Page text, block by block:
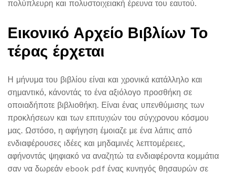
πολύπλευρη και πολυστοιχειακή έρευνα του εαυτού.
Εικονικό Αρχείο Βιβλίων Το
τέρας έρχεται
Η μήνυμα του βιβλίου είναι και χρονικά κατάλληλο και
σημαντικό, κάνοντάς το ένα αξιόλογο προσθήκη σε
οποιαδήποτε βιβλιοθήκη. Είναι ένας υπενθύμισης των
προκλήσεων και των επιτυχιών του σύγχρονου κόσμου
μας. Ωστόσο, η αφήγηση έμοιαζε με ένα λάπις από
ενδιαφέρουσες ιδέες και μηδαμινές λεπτομέρειες,
αφήνοντάς ψηφιακό να αναζητώ τα ενδιαφέροντα κομμάτια
σαν να δωρεάν ebook pdf ένας κυνηγός θησαυρών σε